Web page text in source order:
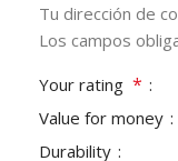
Tu dirección de
Los campos
Your rating *
Value for money
Durability